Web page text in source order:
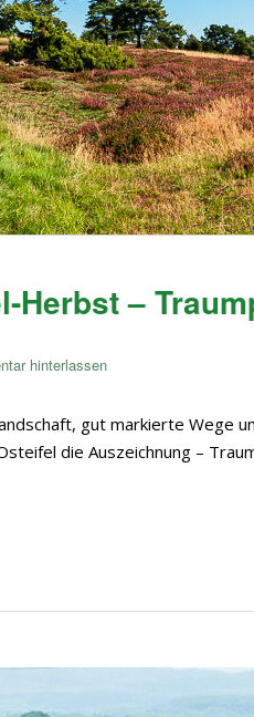
Herbst –
hinterlassen
gut markierte Wege
die Auszeichnung –